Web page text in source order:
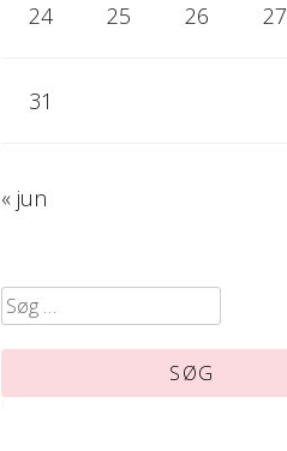
24 25 26 27
31
« jun
Søg
efter: